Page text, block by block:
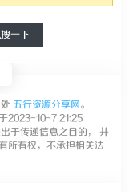
搜一下
五行资源分享网。
2023-10-7 21:25
于传递信息之目的， 并
所有权，不承担相关法